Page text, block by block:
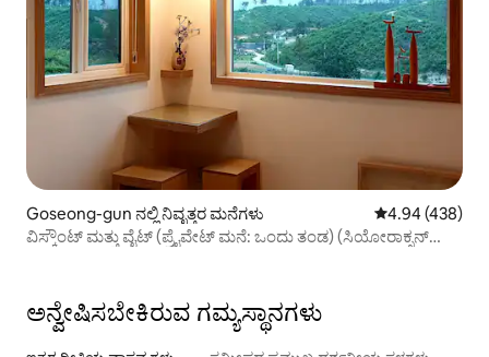
Goseong-gun ನಲ್ಲಿ ನಿವೃತ್ತರ ಮನೆಗಳು 5 ರಲ್ಲಿ 4.94
4.94 (438)
ವಿಸ್ಕೌಂಟ್ ಮತ್ತು ವೈಟ್ (ಪ್ರೈವೇಟ್ ಮನೆ: ಒಂದು ತಂಡ) (ಸಿಯೋರಾಕ್ಸನ್
ಅನ್ವೇಷಿಸಬೇಕಿರುವ ಗಮ್ಯಸ್ಥಾನಗಳು